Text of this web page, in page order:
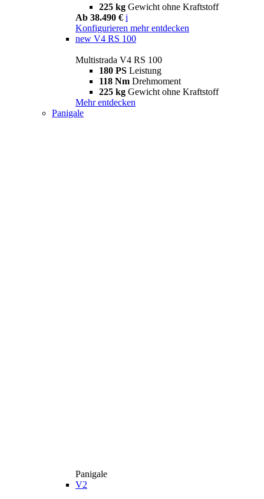
225 kg Gewicht ohne Kraftstoff
Ab 38.490 € i
Konfigurieren mehr entdecken
new V4 RS 100
Multistrada V4 RS 100
180 PS Leistung
118 Nm Drehmoment
225 kg Gewicht ohne Kraftstoff
Mehr entdecken
Panigale
Panigale
V2